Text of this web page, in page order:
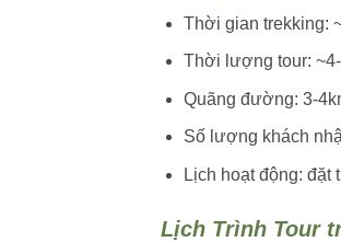
Thời gian trekking:
Thời lượng tour:
Quãng đường: 3-
Số lượng khách
Lịch hoạt động: đặt
Lịch Trình Tour